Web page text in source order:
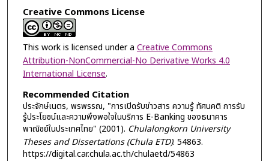
Creative Commons License
This work is licensed under a Creative Commons
Attribution-NonCommercial-No Derivative Works 4.0
International License.
Recommended Citation
ประจักษ์เนตร, พรพรรณ, "การเปิดรับข่าวสาร ความรู้ ทัศนคติ การรับ
รู้ประโยชน์และความพึงพอใจในบริการ E-Banking ของธนาคาร
พาณิชย์ในประเทศไทย" (2001). Chulalongkorn University
Theses and Dissertations (Chula ETD). 54863.
https://digital.car.chula.ac.th/chulaetd/54863